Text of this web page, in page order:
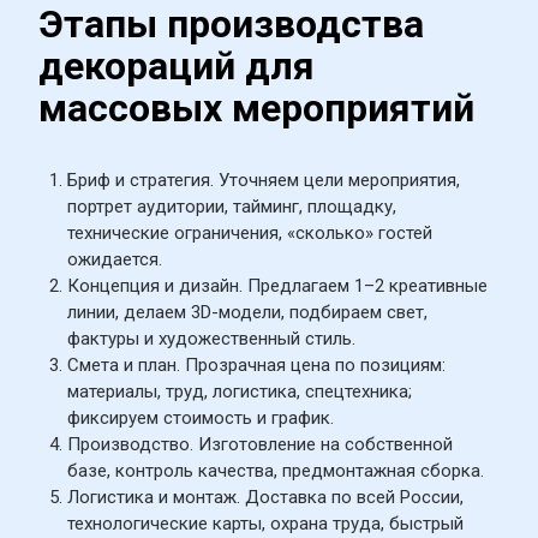
Этапы производства
декораций для
массовых мероприятий
Бриф и стратегия. Уточняем цели мероприятия,
портрет аудитории, тайминг, площадку,
технические ограничения, «сколько» гостей
ожидается.
Концепция и дизайн. Предлагаем 1–2 креативные
линии, делаем 3D-модели, подбираем свет,
фактуры и художественный стиль.
Смета и план. Прозрачная цена по позициям:
материалы, труд, логистика, спецтехника;
фиксируем стоимость и график.
Производство. Изготовление на собственной
базе, контроль качества, предмонтажная сборка.
Логистика и монтаж. Доставка по всей России,
технологические карты, охрана труда, быстрый